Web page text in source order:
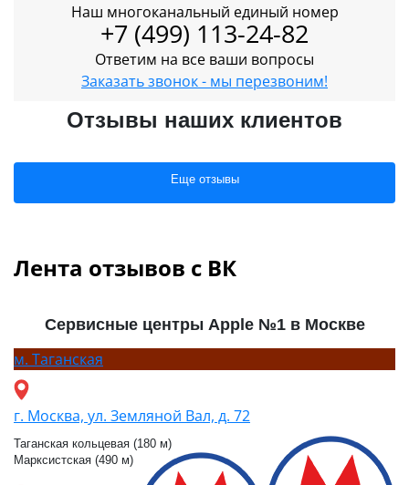
Наш многоканальный единый номер
+7 (499) 113-24-82
Ответим на все ваши вопросы
Заказать звонок - мы перезвоним!
Отзывы наших клиентов
Еще отзывы
Лента отзывов с ВК
Сервисные центры Apple №1 в Москве
м. Таганская
г. Москва, ул. Земляной Вал, д. 72
Таганская кольцевая (180 м)
Марксистская (490 м)